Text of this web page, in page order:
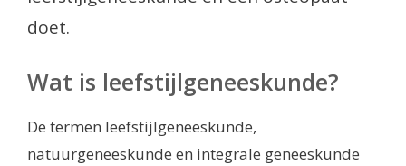
doet.
Wat is leefstijlgeneeskunde?
De termen leefstijlgeneeskunde,
natuurgeneeskunde en integrale geneeskunde